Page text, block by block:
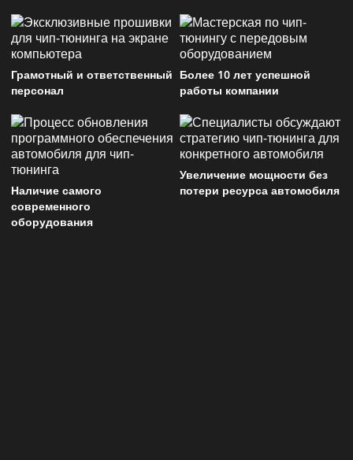
Грамотный и ответственный
персонал
Более 10 лет успешной
работы компании
Наличие самого
современного
оборудования
Увеличение мощности без
потери ресурса автомобиля